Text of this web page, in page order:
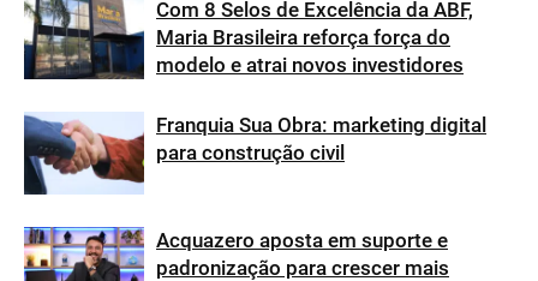
Com 8 Selos de Excelência da ABF,
Maria Brasileira reforça força do
modelo e atrai novos investidores
Franquia Sua Obra: marketing digital
para construção civil
Acquazero aposta em suporte e
padronização para crescer mais